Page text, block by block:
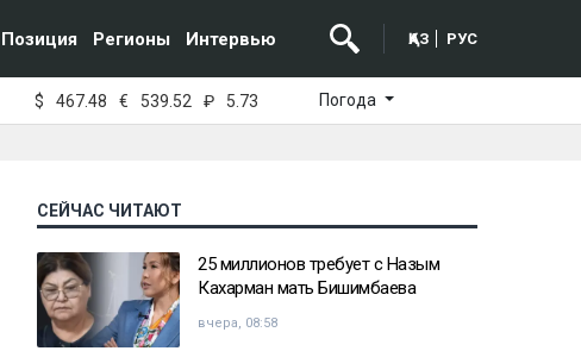
Позиция Регионы Интервью ҚАЗ РУС
$ 467.48 € 539.52 ₽ 5.73 Погода
СЕЙЧАС ЧИТАЮТ
25 миллионов требует с Назым
Кахарман мать Бишимбаева
вчера, 08:58